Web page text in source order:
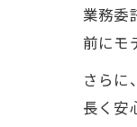
業務委
前にモ
さらに
長く安